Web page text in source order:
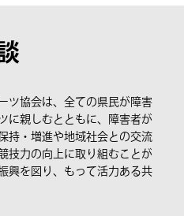
ツ協会は、全ての県民が障害
に親しむとともに、障害者が
持・増進や地域社会との交流
技力の向上に取り組むことが
興を図り、もって活力ある共